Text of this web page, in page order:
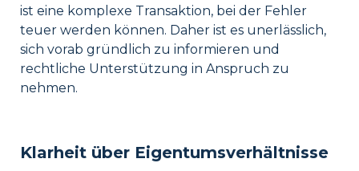
ist eine komplexe Transaktion, bei der Fehler
teuer werden können. Daher ist es unerlässlich,
sich vorab gründlich zu informieren und
rechtliche Unterstützung in Anspruch zu
nehmen.
Klarheit über Eigentumsverhältnisse